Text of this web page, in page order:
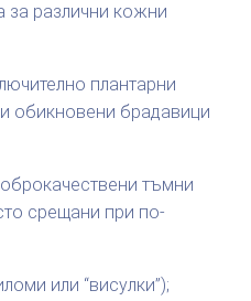
за различни кожни
плантарни
обикновени брадавици
тъмни
срещани при по-
или “висулки”);